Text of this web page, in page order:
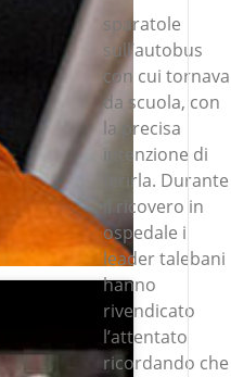
sparatole
sull’autobus
con cui tornava
da scuola, con
la precisa
intenzione di
ferirla. Durante
il ricovero in
ospedale i
leader talebani
hanno
rivendicato
l’attentato
ricordando che